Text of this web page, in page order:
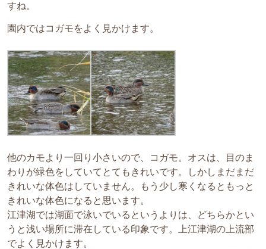
すね。
園内ではコガモをよく見かけます。
他のカモより一回り小さいので、コガモ。オスは、目のま
わりが緑色をしていてとてもきれいです。しかしまだまだ
きれいな体色はしていません。もう少し寒くなるともっと
きれいな体色になると思います。
江津湖では湖面で泳いでいるというよりは、どちらかとい
うと浅い場所に滞在している印象です。上江津湖の上流部
でよく見かけます。